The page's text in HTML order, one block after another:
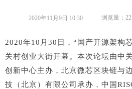
2020年10月30日，“国产开源架构
关村创业大街开幕。本次论坛由中
创新中心主办，北京微芯区块链与
技（北京）有限公司承办，中国
2020年11月9日 10:30 浏览量：